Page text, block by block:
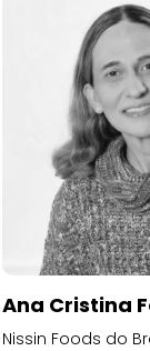
Ana Cristina
Nissin Foods do